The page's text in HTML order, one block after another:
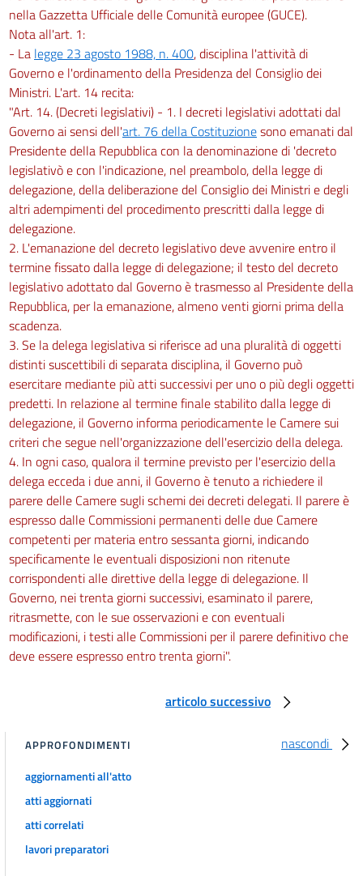
LAVORO
40
41
TITOLO II
DISPOSIZIONI PARTICOLARI DI ADEMPIMENTO
DIRETTO E CRITERI SPECIALI
DI DELEGA LEGISLATIVA
CAPO VII
PRODUZIONE INDUSTRIALE
42
43
44
45
46
47
48
49
50
TITOLO II
DISPOSIZIONI PARTICOLARI DI ADEMPIMENTO
DIRETTO E CRITERI SPECIALI
DI DELEGA LEGISLATIVA
CAPO VIII
TELECOMUNICAZIONI
51
52
53
TITOLO II
DISPOSIZIONI PARTICOLARI DI ADEMPIMENTO
DIRETTO E CRITERI
SPECIALI
DI DELEGA LEGISLATIVA
CAPO IX
RELAZIONI CON LA COMUNITÀ
57
58
59
Allegati
nella Gazzetta Ufficiale delle Comunità europee (GUCE).
Nota all'art. 1:
- La legge 23 agosto 1988, n. 400, disciplina l'attività di
Governo e l'ordinamento della Presidenza del Consiglio dei
Ministri. L'art. 14 recita:
"Art. 14. (Decreti legislativi) - 1. I decreti legislativi adottati dal
Governo ai sensi dell'art. 76 della Costituzionesono emanati dal
Presidente della Repubblica con la denominazione di 'decreto
legislativò e con l'indicazione, nel preambolo, della legge di
delegazione, della deliberazione del Consiglio dei Ministri e degli
altri adempimenti del procedimento prescritti dalla legge di
delegazione.
2. L'emanazione del decreto legislativo deve avvenire entro il
termine fissato dalla legge di delegazione; il testo del decreto
legislativo adottato dal Governo è trasmesso al Presidente della
Repubblica, per la emanazione, almeno venti giorni prima della
scadenza.
3. Se la delega legislativa si riferisce ad una pluralità di oggetti
distinti suscettibili di separata disciplina, il Governo può
esercitare mediante più atti successivi per uno o più degli oggetti
predetti. In relazione al termine finale stabilito dalla legge di
delegazione, il Governo informa periodicamente le Camere sui
criteri che segue nell'organizzazione dell'esercizio della delega.
4. In ogni caso, qualora il termine previsto per l'esercizio della
delega ecceda i due anni, il Governo è tenuto a richiedere il
parere delle Camere sugli schemi dei decreti delegati. Il parere è
espresso dalle Commissioni permanenti delle due Camere
competenti per materia entro sessanta giorni, indicando
specificamente le eventuali disposizioni non ritenute
corrispondenti alle direttive della legge di delegazione. Il
Governo, nei trenta giorni successivi, esaminato il parere,
ritrasmette, con le sue osservazioni e con eventuali
modificazioni, i testi alle Commissioni per il parere definitivo che
deve essere espresso entro trenta giorni".
articolo successivo
nascondi
APPROFONDIMENTI
aggiornamenti all'atto
atti aggiornati
atti correlati
lavori preparatori